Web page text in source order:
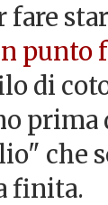
fare
punto
di
prima
che
finita.